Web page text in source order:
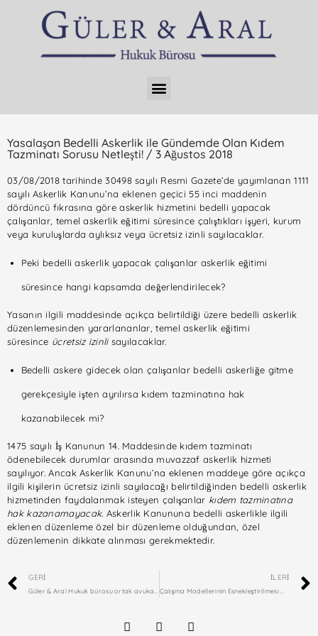
Yasalaşan Bedelli Askerlik ile Gündemde Olan Kıdem
Tazminatı Sorusu Netleşti! / 3 Ağustos 2018
03/08/2018 tarihinde 30498 sayılı Resmi Gazete’de yayımlanan 1111
sayılı Askerlik Kanunu’na eklenen geçici 55 inci maddenin
dördüncü fıkrasına göre askerlik hizmetini bedelli yapacak
çalışanlar, temel askerlik eğitimi süresince çalıştıkları işyeri, kurum
veya kuruluşlarda aylıksız veya ücretsiz izinli sayılacaklar.
Peki bedelli askerlik yapacak çalışanlar askerlik eğitimi
süresince hangi kapsamda değerlendirilecek?
Yasanın ilgili maddesinde açıkça belirtildiği üzere bedelli askerlik
düzenlemesinden yararlananlar, temel askerlik eğitimi
süresince ücretsiz izinlisayılacaklar.
Bedelli askere gidecek olan çalışanlar bedelli askerliğe gitme
gerekçesiyle işten ayrılırsa kıdem tazminatına hak
kazanabilecek mi?
1475 sayılı İş Kanunun 14. Maddesinde kıdem tazminatı
ödenebilecek durumlar arasında muvazzaf askerlik hizmeti
sayılıyor. Ancak Askerlik Kanunu’na eklenen maddeye göre açıkça
ilgili kişilerin ücretsiz izinli sayılacağı belirtildiğinden bedelli askerlik
hizmetinden faydalanmak isteyen çalışanlar kıdem tazminatına
hak kazanamayacak. Askerlik Kanununa bedelli askerlikle ilgili
eklenen düzenleme özel bir düzenleme olduğundan, özel
düzenlemenin dikkate alınması gerekmektedir.
GERI
Güler & Aral Hukuk bürosu ortak avukatlarından Avukat Didem Aral’ın Esnek çalışma modellerinin riskleri ve tartışmalı hususlarına yer verdiği çalışması Hürriyet İK’da
İLERI
Çalışma Modellerinin Esnekleştirilmesi Mümkün Mü?